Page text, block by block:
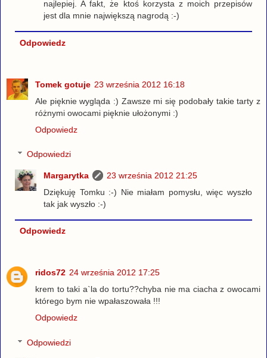
najlepiej. A fakt, że ktoś korzysta z moich przepisów
jest dla mnie największą nagrodą :-)
Odpowiedz
Tomek gotuje 23 września 2012 16:18
Ale pięknie wygląda :) Zawsze mi się podobały takie tarty z
różnymi owocami pięknie ułożonymi :)
Odpowiedz
Odpowiedzi
Margarytka
23 września 2012 21:25
Dziękuję Tomku :-) Nie miałam pomysłu, więc wyszło
tak jak wyszło :-)
Odpowiedz
ridos72 24 września 2012 17:25
krem to taki a`la do tortu??chyba nie ma ciacha z owocami
którego bym nie wpałaszowała !!!
Odpowiedz
Odpowiedzi